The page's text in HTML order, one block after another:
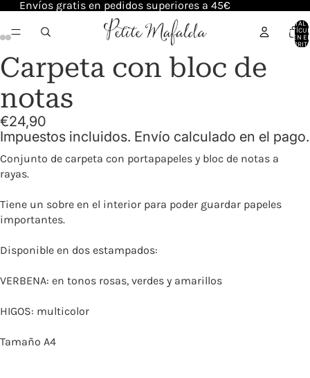
Envíos gratis en pedidos superiores a 45€
TOTAL
EN EL
Carpeta con bloc de
notas
€24,90
Impuestos incluidos. Envío calculado en el pago.
Conjunto de carpeta con portapapeles y bloc de notas a
rayas.
Tiene un sobre en el interior para poder guardar papeles
importantes.
Disponible en dos estampados:
VERBENA: en tonos rosas, verdes y amarillos
HIGOS: multicolor
Tamaño A4